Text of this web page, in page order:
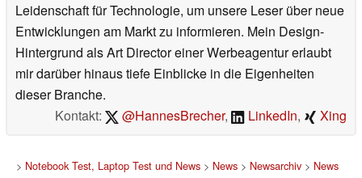
Leidenschaft für Technologie, um unsere Leser über neue
Entwicklungen am Markt zu informieren. Mein Design-
Hintergrund als Art Director einer Werbeagentur erlaubt
mir darüber hinaus tiefe Einblicke in die Eigenheiten
dieser Branche.
Kontakt:
@HannesBrecher, LinkedIn, Xing
> Notebook Test, Laptop Test und News> News> Newsarchiv> News